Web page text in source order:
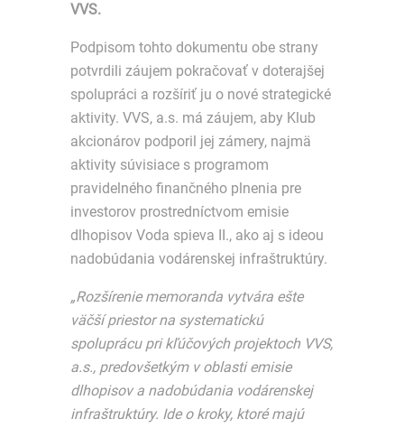
VVS.
Podpisom tohto dokumentu obe strany
potvrdili záujem pokračovať v doterajšej
spolupráci a rozšíriť ju o nové strategické
aktivity. VVS, a.s. má záujem, aby Klub
akcionárov podporil jej zámery, najmä
aktivity súvisiace s programom
pravidelného finančného plnenia pre
investorov prostredníctvom emisie
dlhopisov Voda spieva II., ako aj s ideou
nadobúdania vodárenskej infraštruktúry.
„Rozšírenie memoranda vytvára ešte
väčší priestor na systematickú
spoluprácu pri kľúčových projektoch VVS,
a.s., predovšetkým v oblasti emisie
dlhopisov a nadobúdania vodárenskej
infraštruktúry. Ide o kroky, ktoré majú